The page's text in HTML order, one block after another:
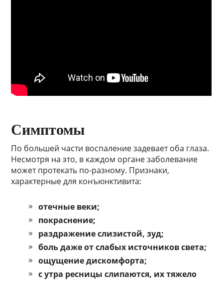
Симптомы
По большей части воспаление задевает оба глаза.
Несмотря на это, в каждом органе заболевание
может протекать по-разному. Признаки,
характерные для конъюнктивита:
отечные веки;
покраснение;
раздражение слизистой, зуд;
боль даже от слабых источников света;
ощущение дискомфорта;
с утра ресницы слипаются, их тяжело